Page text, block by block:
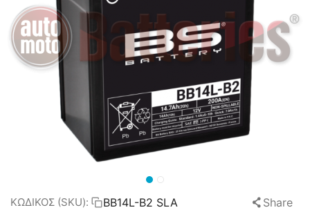
ΚΩΔΙΚΟΣ (SKU): BB14L-B2 SLA Share